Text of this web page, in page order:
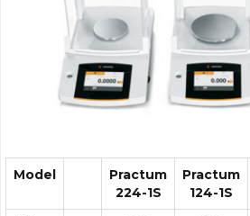
Model
Practum
224-1S
Practum
124-1S